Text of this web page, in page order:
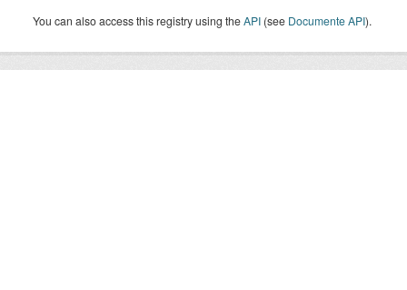
You can also access this registry using theAPI (see Documente API).